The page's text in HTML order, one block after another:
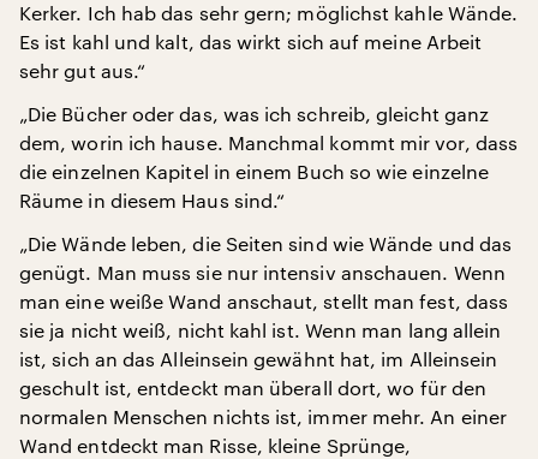
Kerker. Ich hab das sehr gern; möglichst kahle Wände.
Es ist kahl und kalt, das wirkt sich auf meine Arbeit
sehr gut aus.“
„Die Bücher oder das, was ich schreib, gleicht ganz
dem, worin ich hause. Manchmal kommt mir vor, dass
die einzelnen Kapitel in einem Buch so wie einzelne
Räume in diesem Haus sind.“
„Die Wände leben, die Seiten sind wie Wände und das
genügt. Man muss sie nur intensiv anschauen. Wenn
man eine weiße Wand anschaut, stellt man fest, dass
sie ja nicht weiß, nicht kahl ist. Wenn man lang allein
ist, sich an das Alleinsein gewähnt hat, im Alleinsein
geschult ist, entdeckt man überall dort, wo für den
normalen Menschen nichts ist, immer mehr. An einer
Wand entdeckt man Risse, kleine Sprünge,